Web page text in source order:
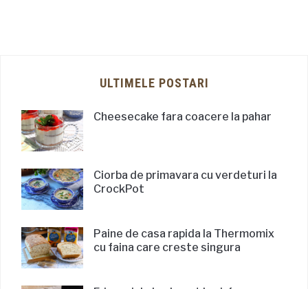
ULTIMELE POSTARI
Cheesecake fara coacere la pahar
Ciorba de primavara cu verdeturi la
CrockPot
Paine de casa rapida la Thermomix
cu faina care creste singura